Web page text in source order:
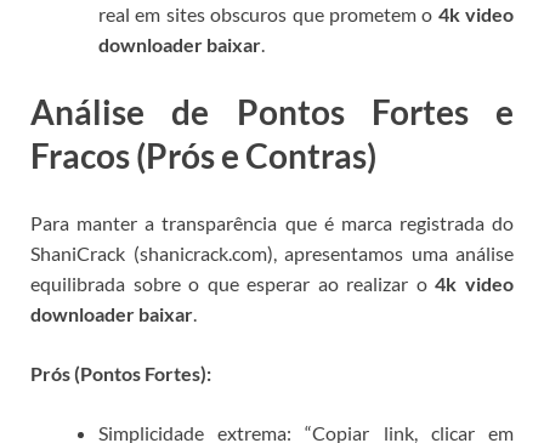
real em sites obscuros que prometem o 4k video
downloader baixar
Análise de Pontos Fortes e
Fracos (Prós e Contras)
Para manter a transparência que é marca registrada do
ShaniCrack (shanicrack.com), apresentamos uma análise
equilibrada sobre o que esperar ao realizar o4k video
downloader baixar.
Prós (Pontos Fortes):
Simplicidade extrema: “Copiar link, clicar em